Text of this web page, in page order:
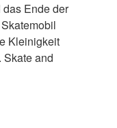
Ende der
Kleinigkeit
Skate and